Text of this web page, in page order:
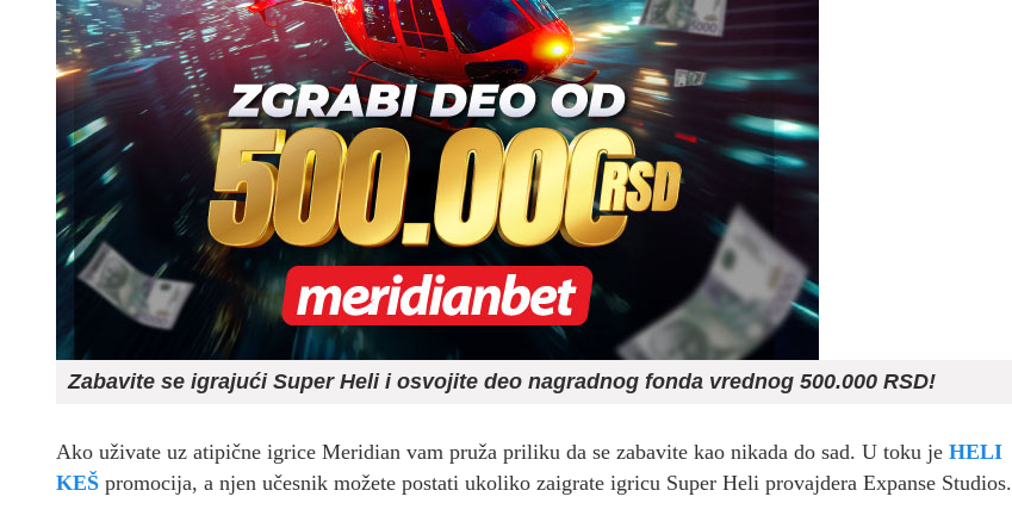
Zabavite se igrajući Super Heli i osvojite deo nagradnog fonda vrednog 500.000 RSD!
Ako uživate uz atipične igrice Meridian vam pruža priliku da se zabavite kao nikada do sad. U toku je HELI
KEŠ promocija, a njen učesnik možete postati ukoliko zaigrate igricu Super Heli provajdera Expanse Studios.